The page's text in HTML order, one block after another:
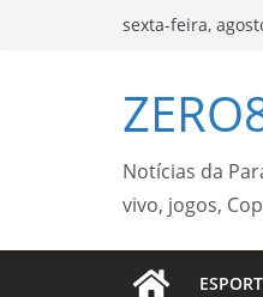
sexta-feira,
Notícias da
vivo, jogos,